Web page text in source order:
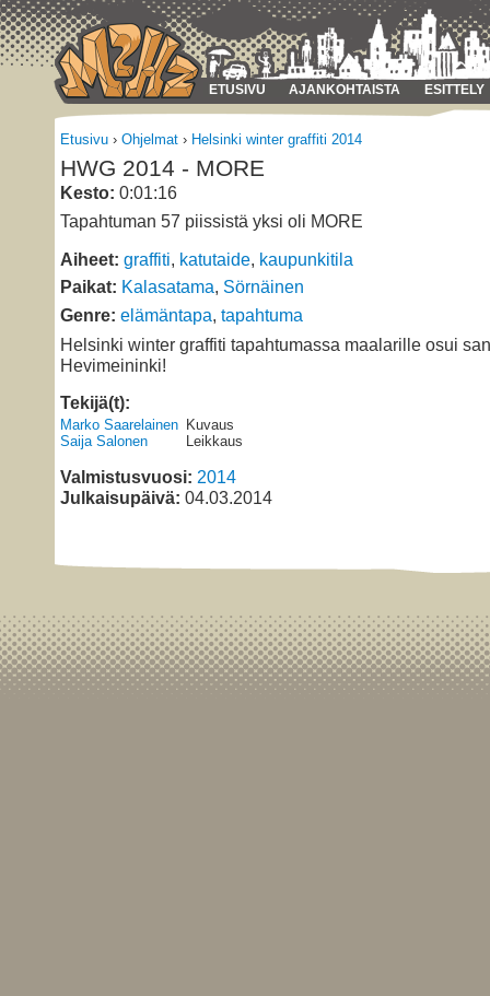
ETUSIVU AJANKOHTAISTA ESITTELY
Etusivu › Ohjelmat › Helsinki winter graffiti 2014
HWG 2014 - MORE
Kesto: 0:01:16
Tapahtuman 57 piissistä yksi oli MORE
Aiheet: graffiti, katutaide, kaupunkitila
Paikat: Kalasatama, Sörnäinen
Genre: elämäntapa, tapahtuma
Helsinki winter graffiti tapahtumassa maalarille osui
Hevimeininki!
Tekijä(t):
Marko Saarelainen
Saija Salonen
Kuvaus
Leikkaus
Valmistusvuosi: 2014
Julkaisupäivä: 04.03.2014